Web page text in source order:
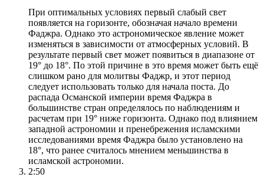
При оптимальных условиях первый слабый свет
появляется на горизонте, обозначая начало времени
Фаджра. Однако это астрономическое явление может
изменяться в зависимости от атмосферных условий. В
результате первый свет может появиться в диапазоне от
19° до 18°. По этой причине в это время может быть ещё
слишком рано для молитвы Фаджр, и этот период
следует использовать только для начала поста. До
распада Османской империи время Фаджра в
большинстве стран определялось по наблюдениям и
расчетам при 19° ниже горизонта. Однако под влиянием
западной астрономии и пренебрежения исламскими
исследованиями время Фаджра было установлено на
18°, что ранее считалось мнением меньшинства в
исламской астрономии.
2:50